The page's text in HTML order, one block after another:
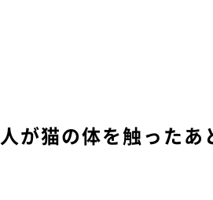
人が猫の体を触った